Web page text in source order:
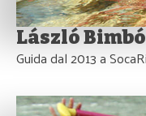
László Bimbó
Guida dal 2013 a